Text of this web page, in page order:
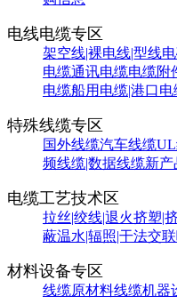
电线电缆专区
架空线|裸电线|型线
电缆通讯电缆电缆附
电缆船用电缆|港口电
特殊线缆专区
国外线缆汽车线缆
频线缆|数据线缆新产
电缆工艺技术区
拉丝|绞线|退火挤塑|
蔽温水|辐照|干法交联
材料设备专区
线缆原材料线缆机器